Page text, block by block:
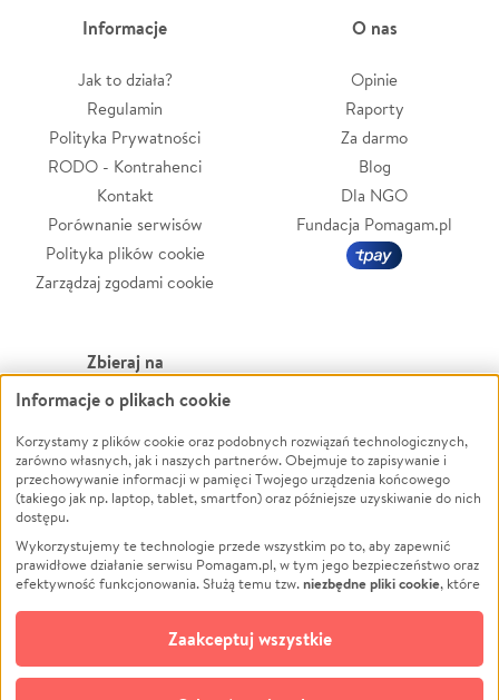
Informacje
Jak to działa?
Regulamin
Polityka Prywatności
RODO - Kontrahenci
Kontakt
Porównanie serwisów
Polityka plików cookie
Zarządzaj zgodami cookie
O nas
Opinie
Raporty
Za darmo
Blog
Dla NGO
Fundacja Pomagam.pl
Zbieraj na
Leczenie
Zwierzęta
Pożar
Ukraina
Pomoc Finansowa
Projekty
Pogrzeb
Społeczność lokalna
Kultura
Powódź
Wichura
NGO
Edukacja
Podróż
Impreza
Ochrona środowiska
Biznes
Informacje o plikach cookie
Korzystamy z plików cookie oraz podobnych rozwiązań technologicznych,
zarówno własnych, jak i naszych partnerów. Obejmuje to zapisywanie i
przechowywanie informacji w pamięci Twojego urządzenia końcowego
(takiego jak np. laptop, tablet, smartfon) oraz późniejsze uzyskiwanie do nich
dostępu.
Wykorzystujemy te technologie przede wszystkim po to, aby zapewnić
prawidłowe działanie serwisu Pomagam.pl, w tym jego bezpieczeństwo oraz
efektywność funkcjonowania. Służą temu tzw.niezbędne pliki cookie, które
opcjonalnych plików cookie
technologii do celów analitycznych i retargetingowych. Możesz wyrazić
zgodę na ich stosowanie lub jej odmówić. W dowolnym momencie masz
możliwość zmiany swoich preferencji na stronie „Zarządzaj zgodami cookie”,
Zaakceptuj wszystkie